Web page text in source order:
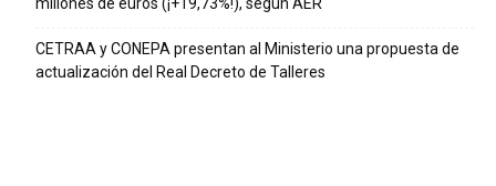
CETRAA y CONEPA presentan al Ministerio una propuesta de
actualización del Real Decreto de Talleres